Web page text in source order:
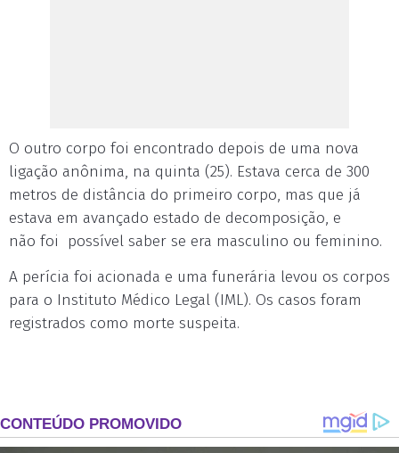
O outro corpo foi encontrado depois de uma nova
ligação anônima, na quinta (25). Estava cerca de 300
metros de distância do primeiro corpo, mas que já
estava em avançado estado de decomposição, e
não foi possível saber se era masculino ou feminino.
A perícia foi acionada e uma funerária levou os corpos
para o Instituto Médico Legal (IML). Os casos foram
registrados como morte suspeita.